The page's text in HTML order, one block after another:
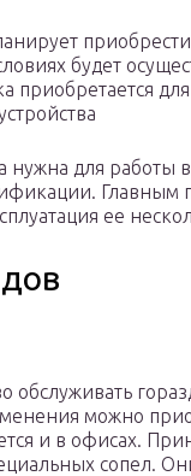
приобрести
будет
приобретается
нужна для работы
Главным
ее
обслуживать
можно
и в офисах.
сопел.